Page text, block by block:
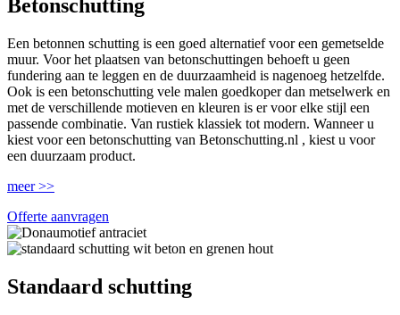
Betonschutting
Een betonnen schutting is een goed alternatief voor een gemetselde
muur. Voor het plaatsen van betonschuttingen behoeft u geen
fundering aan te leggen en de duurzaamheid is nagenoeg hetzelfde.
Ook is een betonschutting vele malen goedkoper dan metselwerk en
met de verschillende motieven en kleuren is er voor elke stijl een
passende combinatie. Van rustiek klassiek tot modern. Wanneer u
kiest voor een betonschutting van Betonschutting.nl , kiest u voor
een duurzaam product.
meer >>
Offerte aanvragen
Standaard schutting